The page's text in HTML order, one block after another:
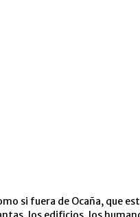
si fuera de Ocaña, que